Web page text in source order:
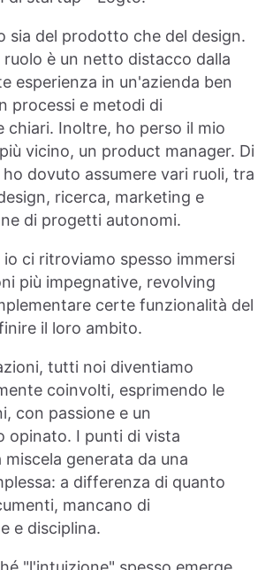
sia del prodotto che del design.
è un netto distacco dalla
esperienza in un'azienda ben
processi e metodi di
chiari. Inoltre, ho perso il mio
vicino, un product manager. Di
dovuto assumere vari ruoli, tra
ricerca, marketing e
di progetti autonomi.
ci ritroviamo spesso immersi
più impegnative, revolving
certe funzionalità del
il loro ambito.
tutti noi diventiamo
coinvolti, esprimendo le
con passione e un
opinato. I punti di vista
miscela generata da una
a differenza di quanto
mancano di
e disciplina.